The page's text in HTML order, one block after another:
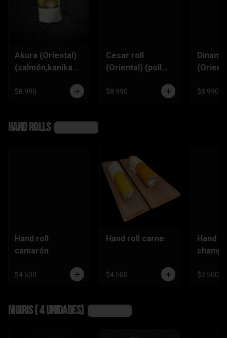
Akura (Oriental)
(salmón,kanikam
e)
$8.990
Cesar roll
(Oriental) (pollo
crema,ciboulette
$8.990
,queso
$8.990
Hand rolls
Hand roll
camarón
$4.500
Hand roll carne
$4.500
Hand
$3.500
Nigiris ( 4 unidades)